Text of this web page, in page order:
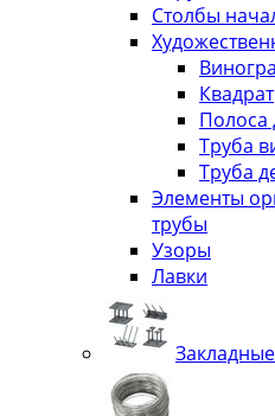
Столбы
Квадрат
Полоса
Труба
Труба
Элементы
трубы
Узоры
Лавки